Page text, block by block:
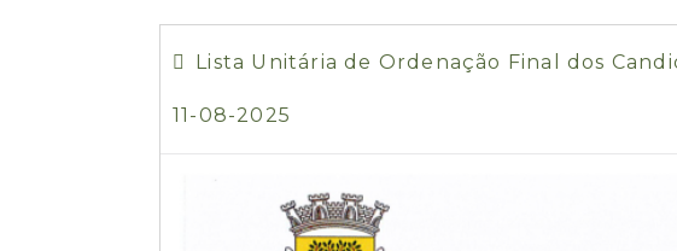
Lista Unitária de Ordenação Final dos
11-08-2025